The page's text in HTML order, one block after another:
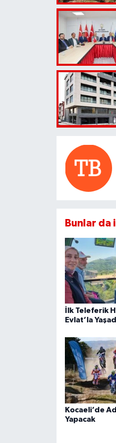
Bunlar da
İlk Teleferik
Evlat’la
Kocaeli’de
Yapacak